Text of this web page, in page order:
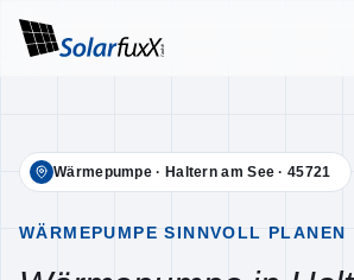
Leistungen
Übersicht
Photovoltaik
Wärmepumpe · Haltern am See ·45721
WÄRMEPUMPE SINNVOLL PLANEN